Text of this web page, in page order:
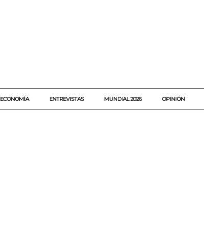
ECONOMÍA ENTREVISTAS MUNDIAL 2026 OPINIÓN